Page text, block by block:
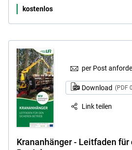
kostenlos
per Post
Download (PDF
Link teilen
Krananhänger - Leitfaden für